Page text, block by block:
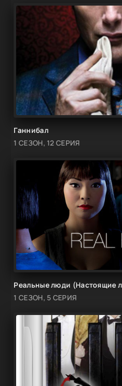
Ганнибал
1 СЕЗОН, 12 СЕРИЯ
Реальные люди (Настоящие
1 СЕЗОН, 5 СЕРИЯ